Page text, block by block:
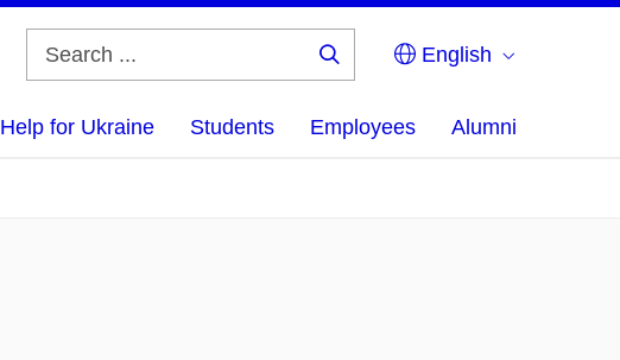
English
Help for Ukraine Students Employees Alumni